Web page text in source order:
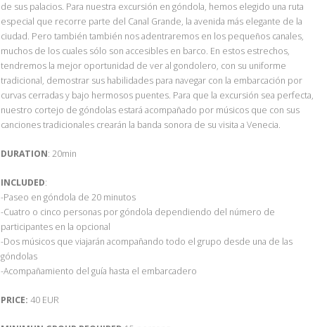
de sus palacios. Para nuestra excursión en góndola, hemos elegido una ruta
especial que recorre parte del Canal Grande, la avenida más elegante de la
ciudad. Pero también también nos adentraremos en los pequeños canales,
muchos de los cuales sólo son accesibles en barco. En estos estrechos,
tendremos la mejor oportunidad de ver al gondolero, con su uniforme
tradicional, demostrar sus habilidades para navegar con la embarcación por
curvas cerradas y bajo hermosos puentes. Para que la excursión sea perfecta,
nuestro cortejo de góndolas estará acompañado por músicos que con sus
canciones tradicionales crearán la banda sonora de su visita a Venecia.
DURATION: 20min
INCLUDED:
-Paseo en góndola de 20 minutos
-Cuatro o cinco personas por góndola dependiendo del número de
participantes en la opcional
-Dos músicos que viajarán acompañando todo el grupo desde una de las
góndolas
-Acompañamiento del guía hasta el embarcadero
PRICE: 40 EUR